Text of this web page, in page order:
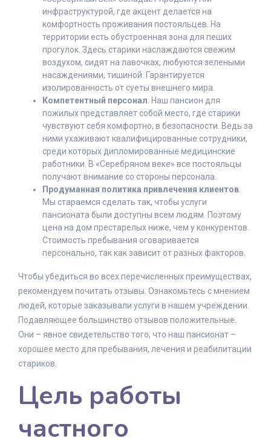
инфраструктурой, где акцент делается на
комфортность проживания постояльцев. На
территории есть обустроенная зона для пеших
прогулок. Здесь старики наслаждаются свежим
воздухом, сидят на лавочках, любуются зелеными
насаждениями, тишиной. Гарантируется
изолированность от суеты внешнего мира.
Компетентный персонал . Наш пансион для
пожилых представляет собой место, где старики
чувствуют себя комфортно, в безопасности. Ведь за
ними ухаживают квалифицированные сотрудники,
среди которых дипломированные медицинские
работники. В «Серебряном веке» все постояльцы
получают внимание со стороны персонала.
Продуманная политика привлечения клиентов
Мы стараемся сделать так, чтобы услуги
пансионата были доступны всем людям. Поэтому
цена на дом престарелых ниже, чем у конкурентов.
Стоимость пребывания оговаривается
персонально, так как зависит от разных факторов.
Чтобы убедиться во всех перечисленных преимуществах,
рекомендуем почитать отзывы. Ознакомьтесь с мнением
людей, которые заказывали услуги в нашем учреждении.
Подавляющее большинство отзывов положительные.
Они – явное свидетельство того, что наш пансионат –
хорошее место для пребывания, лечения и реабилитации
стариков.
Цель работы
частного